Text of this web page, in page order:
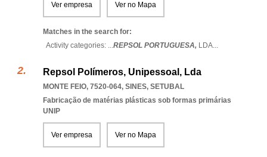
Ver empresa Ver no Mapa
Matches in the search for:
Activity categories: ...REPSOL PORTUGUESA, LDA...
Repsol Polímeros, Unipessoal, Lda
MONTE FEIO, 7520-064, SINES, SETUBAL
Fabricação de matérias plásticas sob formas primárias
UNIP
Ver empresa Ver no Mapa